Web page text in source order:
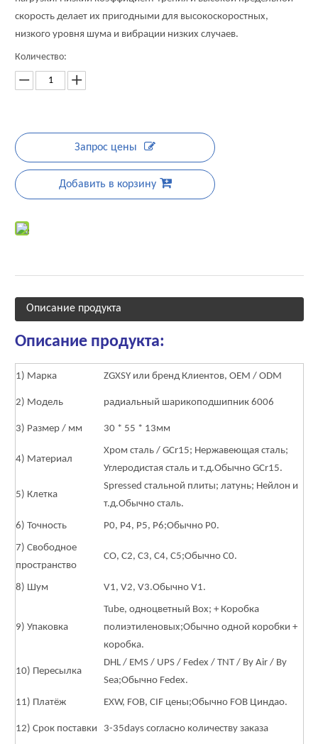
скорость делает их пригодными для высокоскоростных,
низкого уровня шума и вибрации низких случаев.
Количество:
Запрос цены
Добавить в корзину
Описание продукта
Описание продукта:
1) Марка ZGXSY или бренд Клиентов, OEM / ODM
2) Модель радиальный шарикоподшипник 6006
3) Размер / мм 30 * 55 * 13мм
4) Материал
Хром сталь / GCr15; Нержавеющая сталь;
Углеродистая сталь и т.д.Обычно GCr15.
5) Клетка
Spressed стальной плиты; латунь; Нейлон и
т.д.Обычно сталь.
6) Точность Р0, Р4, Р5, Р6;Обычно P0.
7) Свободное
пространство
СО, С2, С3, С4, С5;Обычно C0.
8) Шум V1, V2, V3.Обычно V1.
9) Упаковка
Tube, одноцветный Box; + Коробка
полиэтиленовых;Обычно одной коробки +
коробка.
10) Пересылка
DHL / EMS / UPS / Fedex / TNT / By Air / By
Sea;Обычно Fedex.
11) Платёж EXW, FOB, CIF цены;Обычно FOB Циндао.
12) Срок поставки 3-35days согласно количеству заказа